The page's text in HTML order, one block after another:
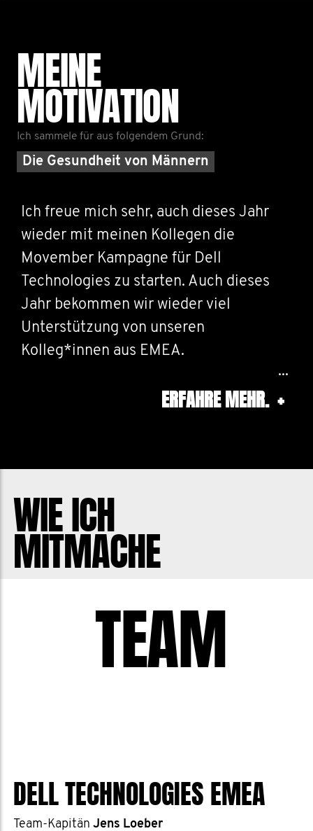
MEINE
MOTIVATION
Ich sammele für aus folgendem Grund:
Die Gesundheit von Männern
Ich freue mich sehr, auch dieses Jahr
wieder mit meinen Kollegen die
Movember Kampagne für Dell
Technologies zu starten. Auch dieses
Jahr bekommen wir wieder viel
Unterstützung von unseren
Kolleg*innen aus EMEA.
Ich selbst weiss aus der Erfahrung in
sind - ich glaube ich geh meinem
regelmässig "auf den Sack". Auch in den
Zeiten von Corona sollten wir uns darauf
besinnen an unsere Gesundheit zu
ERFAHRE MEHR. +
WIE ICH
MITMACHE
TEAM
DELL TECHNOLOGIES EMEA
Team-Kapitän Jens Loeber